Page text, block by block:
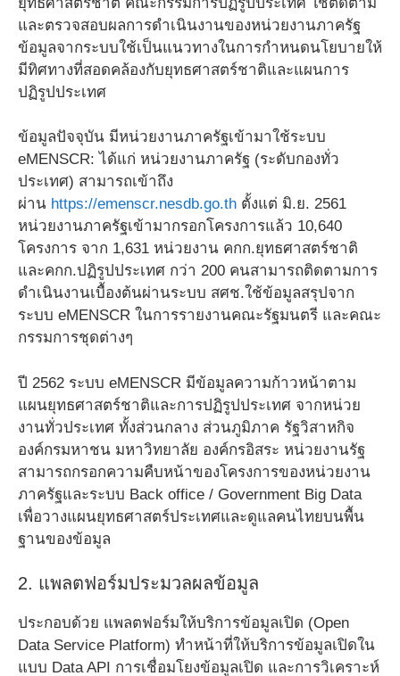
และตรวจสอบผลการดำเนินงานของหน่วยงานภาครัฐ
ข้อมูลจากระบบใช้เป็นแนวทางในการกำหนดนโยบายให้
มีทิศทางที่สอดคล้องกับยุทธศาสตร์ชาติและแผนการ
ปฏิรูปประเทศ
ข้อมูลปัจจุบัน มีหน่วยงานภาครัฐเข้ามาใช้ระบบ
eMENSCR: ได้แก่ หน่วยงานภาครัฐ (ระดับกองทั่ว
ประเทศ) สามารถเข้าถึง
ผ่าน https://emenscr.nesdb.go.th ตั้งแต่ มิ.ย. 2561
หน่วยงานภาครัฐเข้ามากรอกโครงการแล้ว 10,640
โครงการ จาก 1,631 หน่วยงาน คกก.ยุทธศาสตร์ชาติ
และคกก.ปฏิรูปประเทศ กว่า 200 คนสามารถติดตามการ
ดำเนินงานเบื้องต้นผ่านระบบ สศช.ใช้ข้อมูลสรุปจาก
ระบบ eMENSCR ในการรายงานคณะรัฐมนตรี และคณะ
กรรมการชุดต่างๆ
ปี 2562 ระบบ eMENSCR มีข้อมูลความก้าวหน้าตาม
แผนยุทธศาสตร์ชาติและการปฏิรูปประเทศ จากหน่วย
งานทั่วประเทศ ทั้งส่วนกลาง ส่วนภูมิภาค รัฐวิสาหกิจ
องค์กรมหาชน มหาวิทยาลัย องค์กรอิสระ หน่วยงานรัฐ
สามารถกรอกความคืบหน้าของโครงการของหน่วยงาน
ภาครัฐและระบบ Back office / Government Big Data
เพื่อวางแผนยุทธศาสตร์ประเทศและดูแลคนไทยบนพื้น
ฐานของข้อมูล
2. แพลตฟอร์มประมวลผลข้อมูล
ประกอบด้วย แพลตฟอร์มให้บริการข้อมูลเปิด (Open
Data Service Platform) ทำหน้าที่ให้บริการข้อมูลเปิดใน
แบบ Data API การเชื่อมโยงข้อมูลเปิด และการวิเคราะห์